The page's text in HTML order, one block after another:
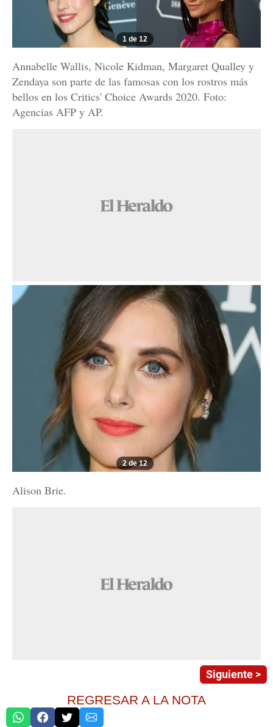
1 de 12
Annabelle Wallis, Nicole Kidman, Margaret Qualley y
Zendaya son parte de las famosas con los rostros más
bellos en los Critics' Choice Awards 2020. Foto:
Agencias AFP y AP.
2 de 12
Alison Brie.
Siguiente >
REGRESAR A LA NOTA